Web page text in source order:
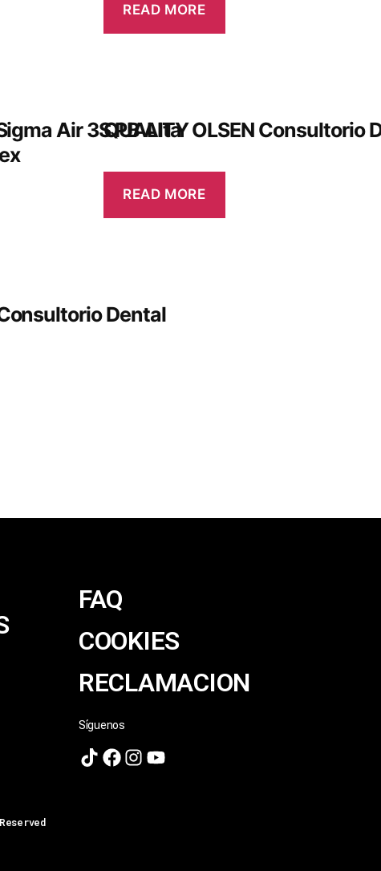
READ MORE
Air 3S PB Alta
QUALITY OLSEN Consultorio
READ MORE
Dental
FAQ
COOKIES
RECLAMACION
Síguenos